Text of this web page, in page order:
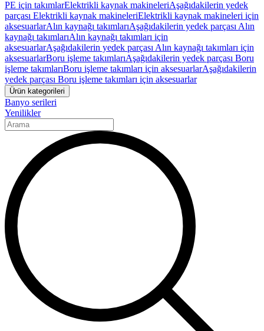
PE için takımlarElektrikli kaynak makineleriAşağıdakilerin yedek
parçası Elektrikli kaynak makineleriElektrikli kaynak makineleri için
aksesuarlarAlın kaynağı takımlarıAşağıdakilerin yedek parçası Alın
kaynağı takımlarıAlın kaynağı takımları için
aksesuarlarAşağıdakilerin yedek parçası Alın kaynağı takımları için
aksesuarlarBoru işleme takımlarıAşağıdakilerin yedek parçası Boru
işleme takımlarıBoru işleme takımları için aksesuarlarAşağıdakilerin
yedek parçası Boru işleme takımları için aksesuarlar
Ürün kategorileri
Banyo serileri
Yenilikler